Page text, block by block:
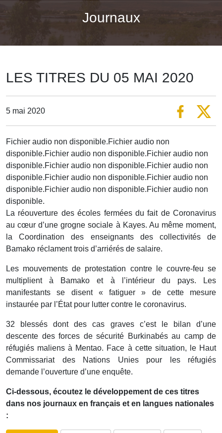
Journaux
LES TITRES DU 05 MAI 2020
5 mai 2020
Fichier audio non disponible.Fichier audio non
disponible.Fichier audio non disponible.Fichier audio non
disponible.Fichier audio non disponible.Fichier audio non
disponible.Fichier audio non disponible.Fichier audio non
disponible.Fichier audio non disponible.Fichier audio non
disponible.
La réouverture des écoles fermées du fait de Coronavirus
au cœur d’une grogne sociale à Kayes. Au même moment,
la Coordination des enseignants des collectivités de
Bamako réclament trois d’arriérés de salaire.
Les mouvements de protestation contre le couvre-feu se
multiplient à Bamako et à l’intérieur du pays. Les
manifestants se disent « fatiguer » de cette mesure
instaurée par l’État pour lutter contre le coronavirus.
32 blessés dont des cas graves c’est le bilan d’une
descente des forces de sécurité Burkinabés au camp de
réfugiés maliens à Mentao. Face à cette situation, le Haut
Commissariat des Nations Unies pour les réfugiés
demande l’ouverture d’une enquête.
Ci-dessous, écoutez le développement de ces titres
dans nos journaux en français et en langues nationales
: